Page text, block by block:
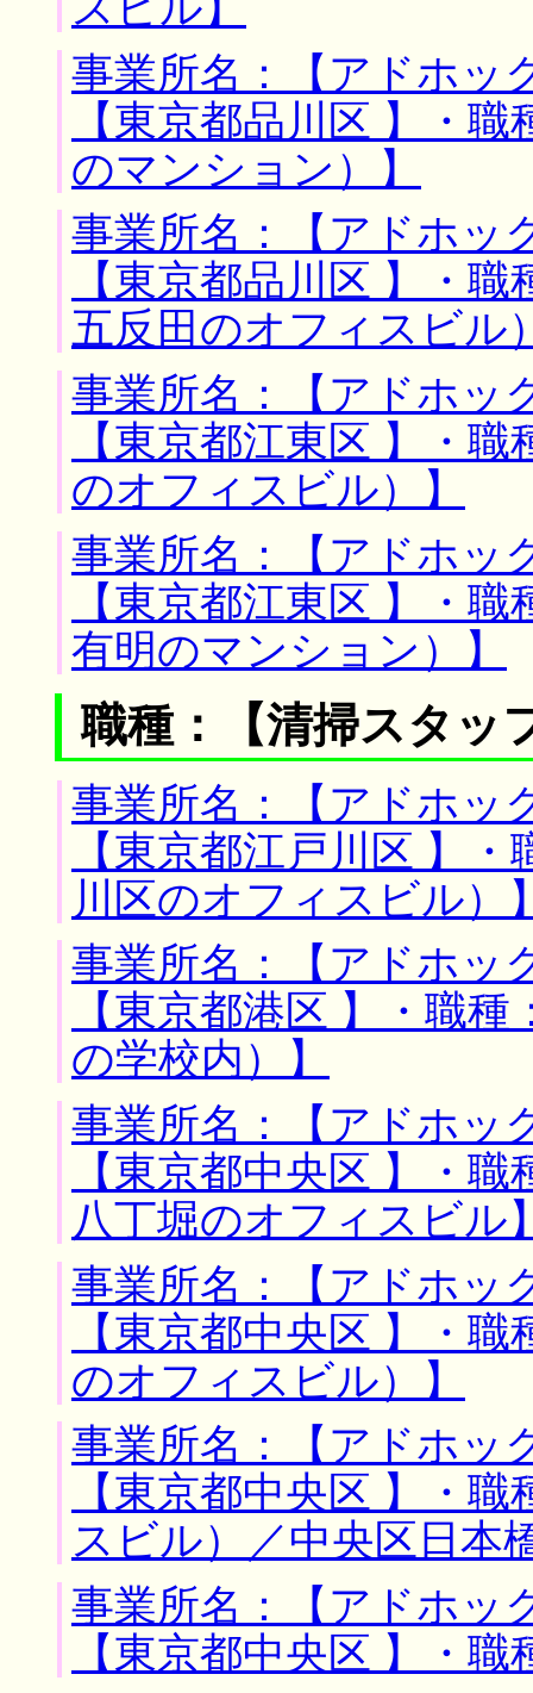
事業所名：【アドホ
【東京都品川区 】・
のマンション）】
事業所名：【アドホ
【東京都品川区 】・
五反田のオフィスビル
事業所名：【アドホ
【東京都江東区 】・
のオフィスビル）】
事業所名：【アドホ
【東京都江東区 】・
有明のマンション）】
職種：【清掃スタッ
事業所名：【アドホ
【東京都江戸川区 】
川区のオフィスビル）
事業所名：【アドホ
【東京都港区 】・職
の学校内）】
事業所名：【アドホ
【東京都中央区 】・
八丁堀のオフィスビル
事業所名：【アドホ
【東京都中央区 】・
のオフィスビル）】
事業所名：【アドホ
【東京都中央区 】・
スビル）／中央区日本
事業所名：【アドホ
【東京都中央区 】・